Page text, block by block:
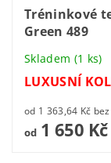
Tréninkové
Green 489
Skladem (1 ks)
LUXUSNÍ
od 1
od1 650 Kč